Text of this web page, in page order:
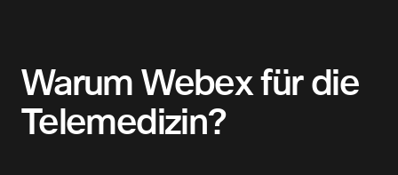
Warum Webex für die
Telemedizin?